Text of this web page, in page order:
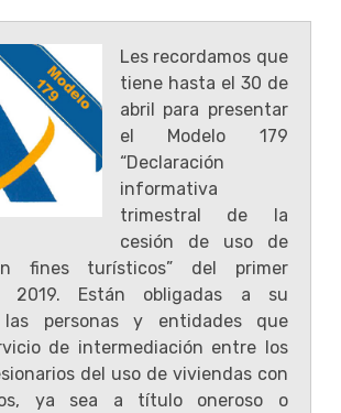
Les recordamos que
tiene hasta el 30 de
abril para presentar
el Modelo 179
“Declaración
informativa
trimestral de la
cesión de uso de
fines turísticos” del primer
2019. Están obligadas a su
las personas y entidades que
de intermediación entre los
del uso de viviendas con
ya sea a título oneroso o